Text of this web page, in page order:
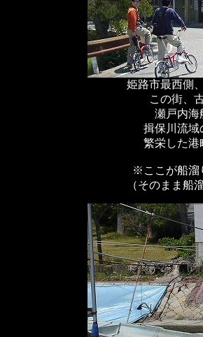
姫路市最西側
この街、
瀬戸内海
揖保川流域
繁栄した港
※ここが船溜
（そのまま船